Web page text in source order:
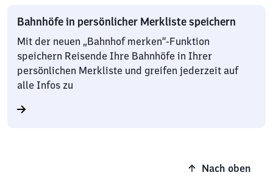
Bahnhöfe in persönlicher Merkliste speichern
Mit der neuen „Bahnhof merken“-Funktion
speichern Reisende Ihre Bahnhöfe in Ihrer
persönlichen Merkliste und greifen jederzeit auf
alle Infos zu
Nach oben